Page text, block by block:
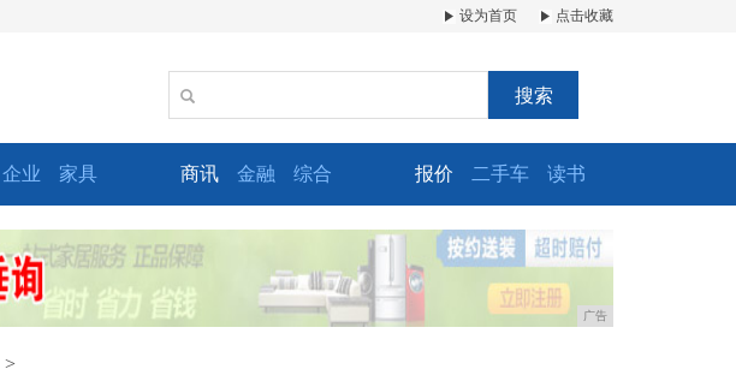
设为首页 点击收藏
搜索
企业 家具 商讯 金融 综合 报价 二手车 读书
广告
>